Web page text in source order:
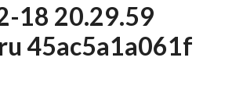
18 20.29.59
45ac5a1a061f